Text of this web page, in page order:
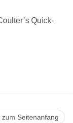
Quick-
zum Seitenanfang